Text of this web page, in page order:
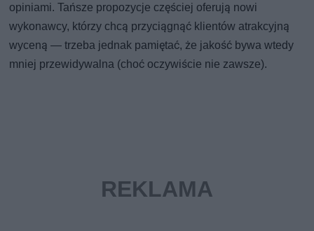
opiniami. Tańsze propozycje częściej oferują nowi
wykonawcy, którzy chcą przyciągnąć klientów atrakcyjną
wyceną — trzeba jednak pamiętać, że jakość bywa wtedy
mniej przewidywalna (choć oczywiście nie zawsze).